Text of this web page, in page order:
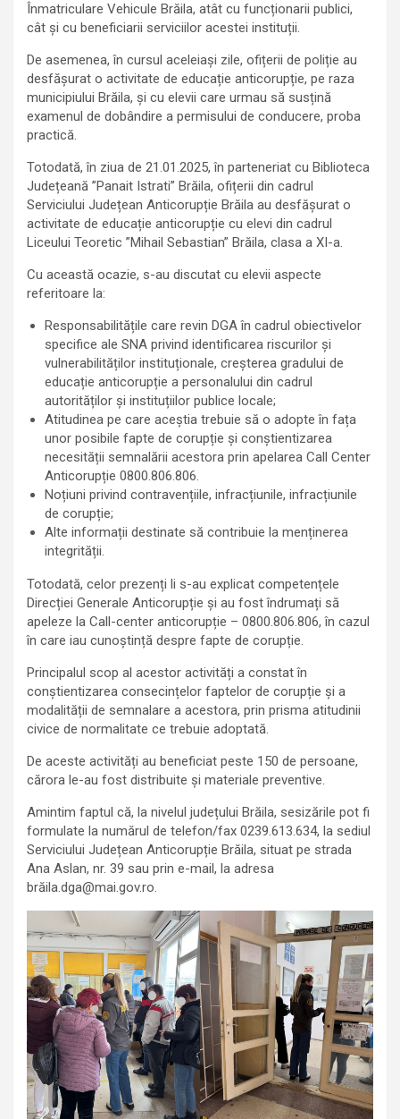
Înmatriculare Vehicule Brăila, atât cu funcționarii publici,
cât și cu beneficiarii serviciilor acestei instituții.
De asemenea, în cursul aceleiași zile, ofițerii de poliție au
desfășurat o activitate de educație anticorupție, pe raza
municipiului Brăila, și cu elevii care urmau să susțină
examenul de dobândire a permisului de conducere, proba
practică.
Totodată, în ziua de 21.01.2025, în parteneriat cu Biblioteca
Județeană ”Panait Istrati” Brăila, ofițerii din cadrul
Serviciului Județean Anticorupție Brăila au desfășurat o
activitate de educație anticorupție cu elevi din cadrul
Liceului Teoretic ”Mihail Sebastian” Brăila, clasa a XI-a.
Cu această ocazie, s-au discutat cu elevii aspecte
referitoare la:
Responsabilitățile care revin DGA în cadrul obiectivelor
specifice ale SNA privind identificarea riscurilor și
vulnerabilităților instituționale, creșterea gradului de
educație anticorupție a personalului din cadrul
autorităților și instituțiilor publice locale;
Atitudinea pe care aceștia trebuie să o adopte în fața
unor posibile fapte de corupție și conștientizarea
necesității semnalării acestora prin apelarea Call Center
Anticorupție 0800.806.806.
Noțiuni privind contravențiile, infracțiunile, infracțiunile
de corupție;
Alte informații destinate să contribuie la menținerea
integrității.
Totodată, celor prezenți li s-au explicat competențele
Direcției Generale Anticorupție și au fost îndrumați să
apeleze la Call-center anticorupție – 0800.806.806, în cazul
în care iau cunoștință despre fapte de corupție.
Principalul scop al acestor activități a constat în
conștientizarea consecințelor faptelor de corupție și a
modalității de semnalare a acestora, prin prisma atitudinii
civice de normalitate ce trebuie adoptată.
De aceste activități au beneficiat peste 150 de persoane,
cărora le-au fost distribuite și materiale preventive.
Amintim faptul că, la nivelul județului Brăila, sesizările pot fi
formulate la numărul de telefon/fax 0239.613.634, la sediul
Serviciului Județean Anticorupție Brăila, situat pe strada
Ana Aslan, nr. 39 sau prin e-mail, la adresa
brăila.dga@mai.gov.ro.